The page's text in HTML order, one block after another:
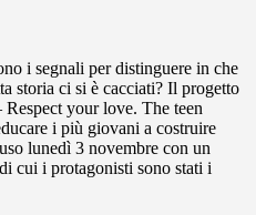
i segnali per distinguere in che
storia ci si è cacciati? Il progetto
your love. The teen
i più giovani a costruire
lunedì 3 novembre con un
cui i protagonisti sono stati i